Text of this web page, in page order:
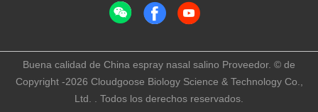
Buena calidad de China espray nasal salino Proveedor. © de
Copyright -2026 Cloudgoose Biology Science & Technology Co.,
Ltd. . Todos los derechos reservados.